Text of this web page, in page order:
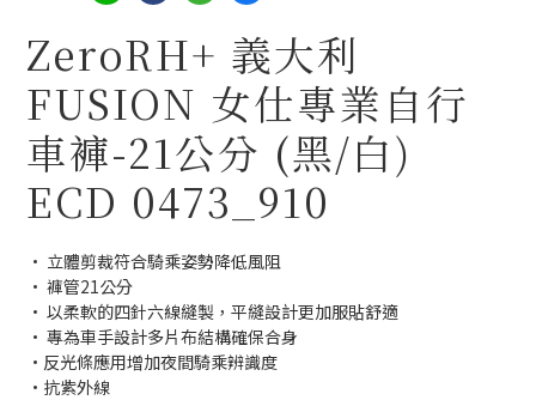
ZeroRH+ 義大利
FUSION 女仕專業自行
車褲-21公分 (黑/白)
ECD 0473_910
• 立體剪裁符合騎乘姿勢降低風阻
• 褲管21公分
• 以柔軟的四針六線縫製，平縫設計更加服貼舒適
• 專為車手設計多片布結構確保合身
•反光條應用增加夜間騎乘辨識度
•抗紫外線